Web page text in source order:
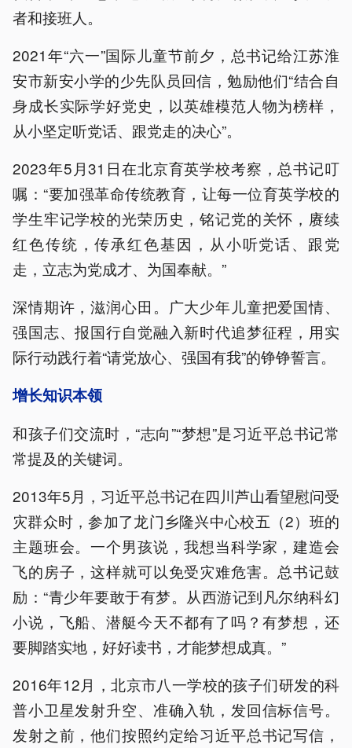
者和接班人。
2021年“六一”国际儿童节前夕，总书记给江苏淮
安市新安小学的少先队员回信，勉励他们“结合自
身成长实际学好党史，以英雄模范人物为榜样，
从小坚定听党话、跟党走的决心”。
2023年5月31日在北京育英学校考察，总书记叮
嘱：“要加强革命传统教育，让每一位育英学校的
学生牢记学校的光荣历史，铭记党的关怀，赓续
红色传统，传承红色基因，从小听党话、跟党
走，立志为党成才、为国奉献。”
深情期许，滋润心田。广大少年儿童把爱国情、
强国志、报国行自觉融入新时代追梦征程，用实
际行动践行着“请党放心、强国有我”的铮铮誓言。
增长知识本领
和孩子们交流时，“志向”“梦想”是习近平总书记常
常提及的关键词。
2013年5月，习近平总书记在四川芦山看望慰问受
灾群众时，参加了龙门乡隆兴中心校五（2）班的
主题班会。一个男孩说，我想当科学家，建造会
飞的房子，这样就可以免受灾难危害。总书记鼓
励：“青少年要敢于有梦。从西游记到凡尔纳科幻
小说，飞船、潜艇今天不都有了吗？有梦想，还
要脚踏实地，好好读书，才能梦想成真。”
2016年12月，北京市八一学校的孩子们研发的科
普小卫星发射升空、准确入轨，发回信标信号。
发射之前，他们按照约定给习近平总书记写信，